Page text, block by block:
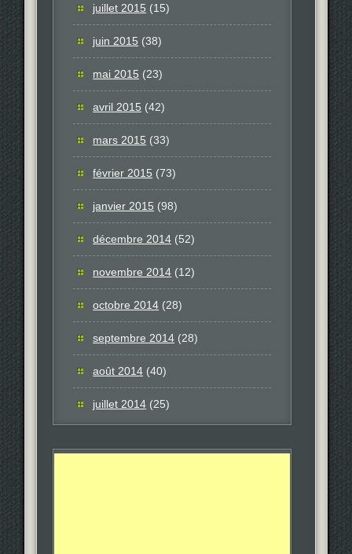
juillet 2015 (15)
juin 2015 (38)
mai 2015 (23)
avril 2015 (42)
mars 2015 (33)
février 2015 (73)
janvier 2015 (98)
décembre 2014 (52)
novembre 2014 (12)
octobre 2014 (28)
septembre 2014 (28)
août 2014 (40)
juillet 2014 (25)